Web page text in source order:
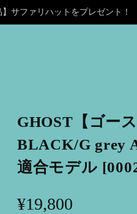
サファリハットをプレゼント！
GHOST【ゴー
BLACK/G grey
適合モデル
¥19,800